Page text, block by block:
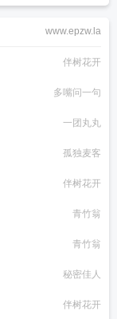
www.epzw.la
伴树花开
多嘴问一句
一团丸丸
孤独麦客
伴树花开
青竹翁
青竹翁
秘密佳人
伴树花开